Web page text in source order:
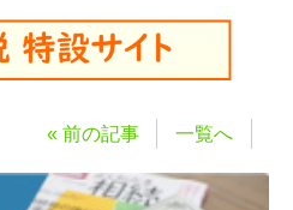
« 前の記事 一覧へ